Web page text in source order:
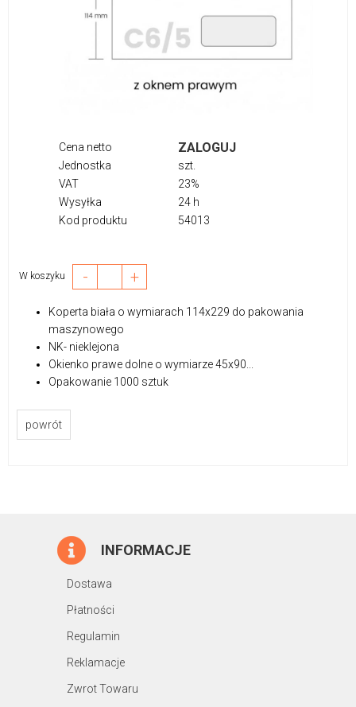
Cena netto ZALOGUJ
Jednostka
szt.
VAT
23%
Wysyłka
24 h
Kod produktu
54013
W koszyku - +
Koperta biała o wymiarach 114x229 do pakowania
maszynowego
NK- nieklejona
Okienko prawe dolne o wymiarze 45x90...
Opakowanie 1000 sztuk
powrót
INFORMACJE
Dostawa
Płatności
Regulamin
Reklamacje
Zwrot Towaru